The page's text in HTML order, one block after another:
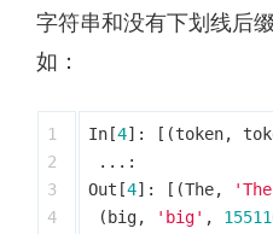
字符串和没有下划线后
如：
1
2
3
4
In [4]: [(token,
...:
Out [4]: [(The,
( big, 'big' ,